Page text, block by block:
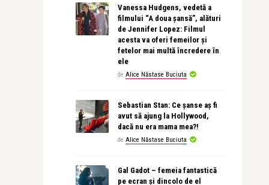
Vanessa Hudgens, vedetă a
filmului “A doua șansă”, alături
de Jennifer Lopez: Filmul
acesta va oferi femeilor și
fetelor mai multă încredere în
ele
de Alice Năstase Buciuta
Sebastian Stan: Ce șanse aș fi
avut să ajung la Hollywood,
dacă nu era mama mea?!
de Alice Năstase Buciuta
Gal Gadot – femeia fantastică
pe ecran și dincolo de el